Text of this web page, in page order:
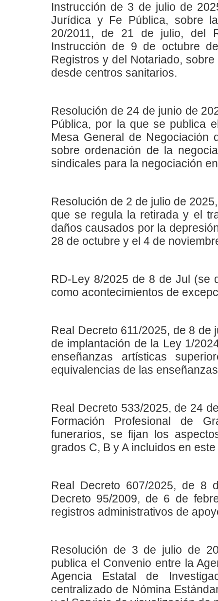
Instrucción de 3 de julio de
Jurídica y Fe Pública, sobre
20/2011, de 21 de julio, del
Instrucción de 9 de octubre
Registros y del Notariado,
desde centros sanitarios.
Resolución de 24 de junio de
Pública, por la que se publica
Mesa General de Negociación
sobre ordenación de la
sindicales para la negociación
Resolución de 2 de julio de
que se regula la retirada y el
daños causados por la
28 de octubre y el 4 de
RD-Ley 8/2025 de 8 de Jul (se
como acontecimientos de
Real Decreto 611/2025, de 8
de implantación de la Ley 1/
enseñanzas artísticas
equivalencias de las
Real Decreto 533/2025, de 24
Formación Profesional de
funerarios, se fijan los
grados C, B y A incluidos en
Real Decreto 607/2025, de 8
Decreto 95/2009, de 6 de
registros administrativos de
Resolución de 3 de julio de
publica el Convenio entre la
Agencia Estatal de
centralizado de Nómina